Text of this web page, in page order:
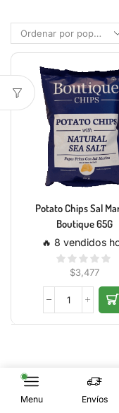
Potato Chips Sal
Boutique 65G
🔥 8 vendidos
$3,477
Menu Envíos